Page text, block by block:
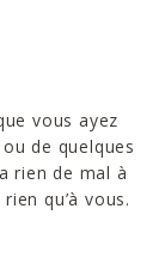
vous ayez
de quelques
rien de mal à
qu’à vous.